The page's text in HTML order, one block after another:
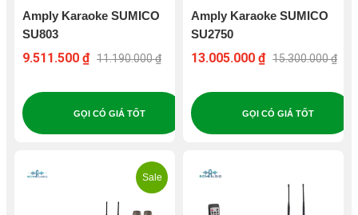
Amply Karaoke SUMICO
SU803
9.511.500 ₫ 11.190.000 ₫
GỌI CÓ GIÁ TỐT
Amply Karaoke SUMICO
SU2750
13.005.000 ₫ 15.300.000 ₫
GỌI CÓ GIÁ TỐT
Sale